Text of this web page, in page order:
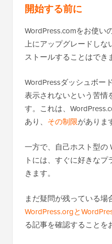
開始する前に
WordPress.comをお使い
上にアップグレードしな
ストールすることはでき
WordPressダッシュボー
表示されないという苦情
す。これは、
あり、 その制限がありま
一方で、自己ホスト型の
トには、すぐに好きな
きます。
まだ疑問が残っている
WordPress.orgと
る記事を確認することを